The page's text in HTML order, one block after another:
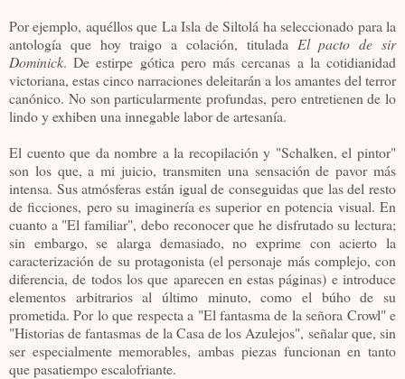
Por ejemplo, aquéllos que La Isla de Siltolá ha seleccionado para la
antología que hoy traigo a colación, titulada El pacto de sir
Dominick. De estirpe gótica pero más cercanas a la cotidianidad
victoriana, estas cinco narraciones deleitarán a los amantes del terror
canónico. No son particularmente profundas, pero entretienen de lo
lindo y exhiben una innegable labor de artesanía.
El cuento que da nombre a la recopilación y "Schalken, el pintor"
son los que, a mi juicio, transmiten una sensación de pavor más
intensa. Sus atmósferas están igual de conseguidas que las del resto
de ficciones, pero su imaginería es superior en potencia visual. En
cuanto a "El familiar", debo reconocer que he disfrutado su lectura;
sin embargo, se alarga demasiado, no exprime con acierto la
caracterización de su protagonista (el personaje más complejo, con
diferencia, de todos los que aparecen en estas páginas) e introduce
elementos arbitrarios al último minuto, como el búho de su
prometida. Por lo que respecta a "El fantasma de la señora Crowl" e
"Historias de fantasmas de la Casa de los Azulejos", señalar que, sin
ser especialmente memorables, ambas piezas funcionan en tanto
que pasatiempo escalofriante.